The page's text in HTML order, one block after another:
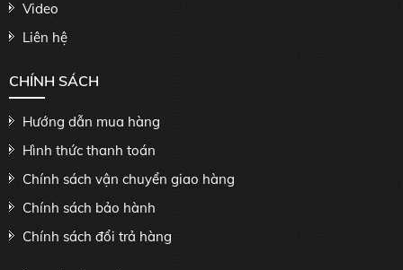
Video
Liên hệ
CHÍNH SÁCH
Hướng dẫn mua hàng
Hình thức thanh toán
Chính sách vận chuyển giao hàng
Chính sách bảo hành
Chính sách đổi trả hàng